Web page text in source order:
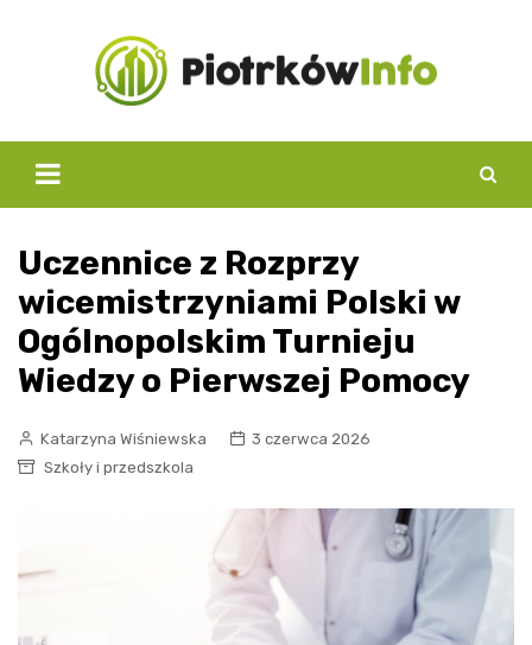
Uczennice z Rozprzy
wicemistrzyniami Polski w
Ogólnopolskim Turnieju
Wiedzy o Pierwszej Pomocy
Katarzyna Wiśniewska
3 czerwca 2026
Szkoły i przedszkola